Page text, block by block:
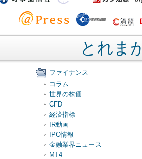
とれま
ファイナンス
コラム
世界の株価
CFD
経済指標
IR動画
IPO情報
金融業界ニュース
MT4